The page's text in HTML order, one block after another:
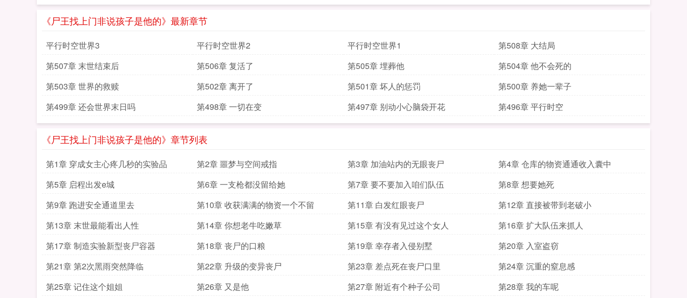
《尸王找上门非说孩子是他的》最新章节
平行时空世界3 平行时空世界2 平行时空世界1
第508章 大结局
第507章 末世结束后
第506章 复活了 第505章 埋葬他
第504章 他不会死的
第503章 世界的救赎
第502章 离开了 第501章 坏人的惩罚
第500章 养她一辈子
第499章 还会世界末日吗
第498章 一切在变 第497章 别动小心脑袋开花 第496章 平行时空
《尸王找上门非说孩子是他的》章节列表
第1章 穿成女主心疼几秒的实验品 第2章 噩梦与空间戒指 第3章 加油站内的无眼丧尸
第4章 仓库的物资通通收入囊中
第5章 启程出发e城
第6章 一支枪都没留给她 第7章 要不要加入咱们队伍
第8章 想要她死
第9章 跑进安全通道里去
第10章 收获满满的物资一个不留 第11章 白发红眼丧尸
第12章 直接被带到老破小
第13章 末世最能看出人性
第14章 你想老牛吃嫩草 第15章 有没有见过这个女人
第16章 扩大队伍来抓人
第17章 制造实验新型丧尸容器
第18章 丧尸的口粮 第19章 幸存者入侵别墅
第20章 入室盗窃
第21章 第2次黑雨突然降临
第22章 升级的变异丧尸 第23章 差点死在丧尸口里
第24章 沉重的窒息感
第25章 记住这个姐姐
第26章 又是他 第27章 附近有个种子公司
第28章 我的车呢